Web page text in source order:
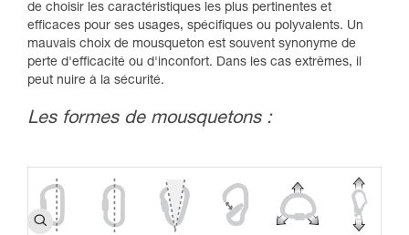
de choisir les caractéristiques les plus pertinentes et
efficaces pour ses usages, spécifiques ou polyvalents. Un
mauvais choix de mousqueton est souvent synonyme de
perte d'efficacité ou d'inconfort. Dans les cas extrêmes, il
peut nuire à la sécurité.
Les formes de mousquetons :